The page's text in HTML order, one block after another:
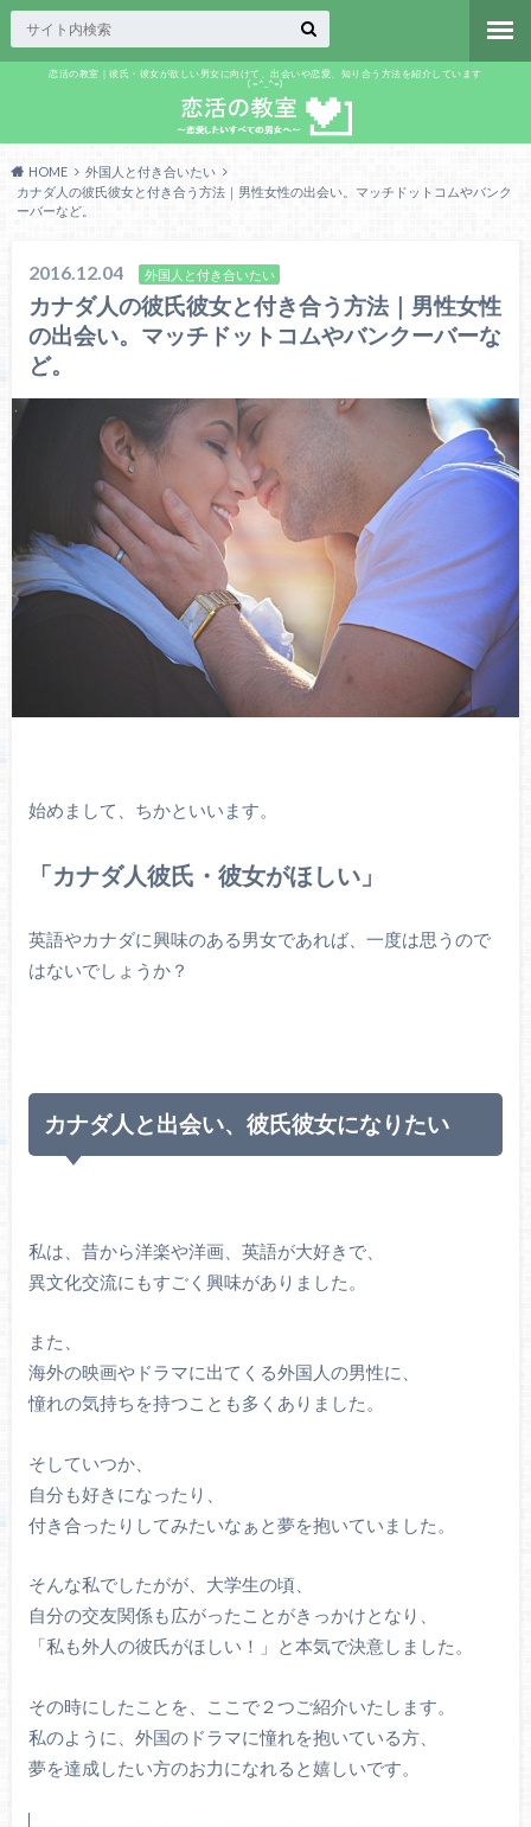
恋活の教室｜彼氏・彼女が欲しい男女に向けて、出会いや恋愛、知り合う方法を紹介しています
(=^_^=)
HOME
外国人と付き合いたい
カナダ人の彼氏彼女と付き合う方法｜男性女性の出会い。マッチドットコムやバンク
ーバーなど。
2016.12.04 外国人と付き合いたい
カナダ人の彼氏彼女と付き合う方法｜男性女性
の出会い。マッチドットコムやバンクーバーな
ど。
始めまして、ちかといいます。
「カナダ人彼氏・彼女がほしい」
英語やカナダに興味のある男女であれば、一度は思うので
はないでしょうか？
カナダ人と出会い、彼氏彼女になりたい
私は、昔から洋楽や洋画、英語が大好きで、
異文化交流にもすごく興味がありました。
また、
海外の映画やドラマに出てくる外国人の男性に、
憧れの気持ちを持つことも多くありました。
そしていつか、
自分も好きになったり、
付き合ったりしてみたいなぁと夢を抱いていました。
そんな私でしたがが、大学生の頃、
自分の交友関係も広がったことがきっかけとなり、
「私も外人の彼氏がほしい！」と本気で決意しました。
その時にしたことを、ここで２つご紹介いたします。
私のように、外国のドラマに憧れを抱いている方、
夢を達成したい方のお力になれると嬉しいです。